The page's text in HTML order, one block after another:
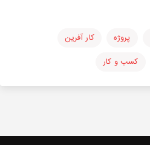
پروژه
کار آفرین
کسب و کار